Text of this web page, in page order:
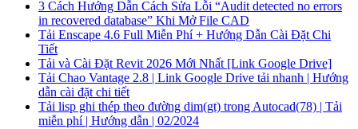
3 Cách Hướng Dẫn Cách Sửa Lỗi “Audit detected no errors
in recovered database” Khi Mở File CAD
Tải Enscape 4.6 Full Miễn Phí + Hướng Dẫn Cài Đặt Chi
Tiết
Tải và Cài Đặt Revit 2026 Mới Nhất [Link Google Drive]
Tải Chao Vantage 2.8 | Link Google Drive tải nhanh | Hướng
dẫn cài đặt chi tiết
Tải lisp ghi thép theo đường dim(gt) trong Autocad(78) | Tải
miễn phí | Hướng dẫn | 02/2024